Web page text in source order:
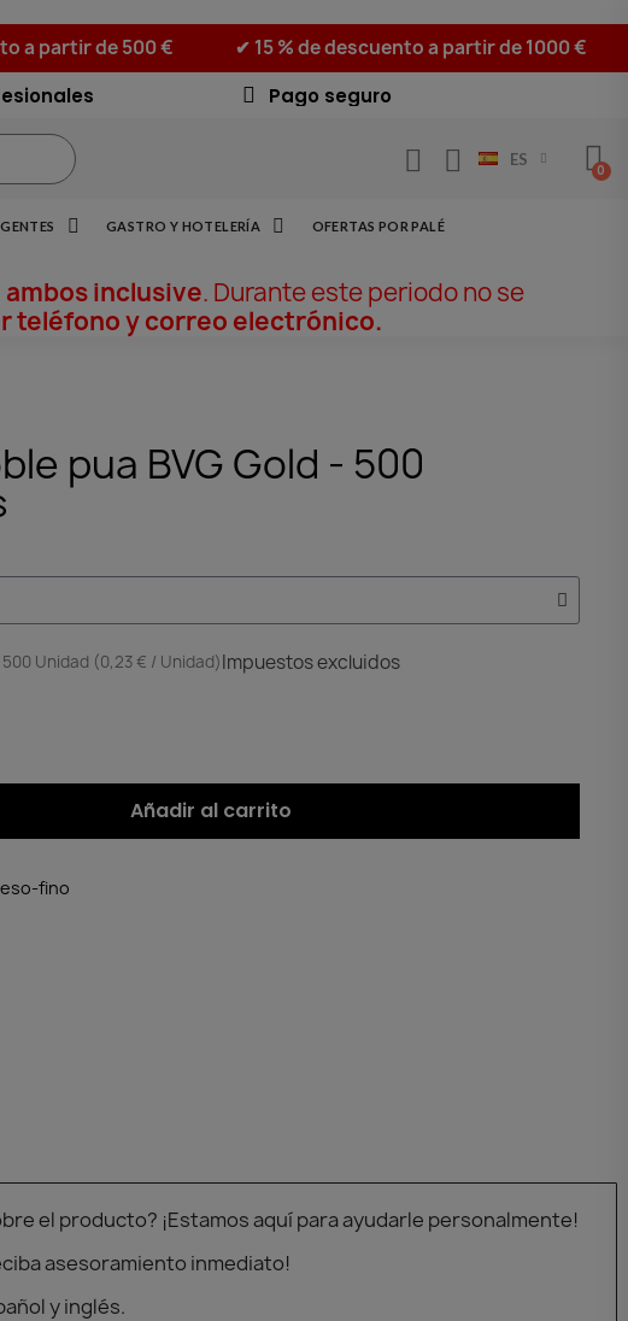
a partir de 500 €
✔ 15 % de descuento a partir de 1000 €
Pago seguro
ES
GASTRO Y HOTELERÍA OFERTAS POR PALÉ
ambos inclusive. Durante este periodo no se
teléfono y correo electrónico.
pua BVG Gold - 500
Unidad (0,23 € / Unidad)Impuestos excluidos
Añadir al carrito
fino
el producto? ¡Estamos aquí para ayudarle personalmente!
asesoramiento inmediato!
y inglés.